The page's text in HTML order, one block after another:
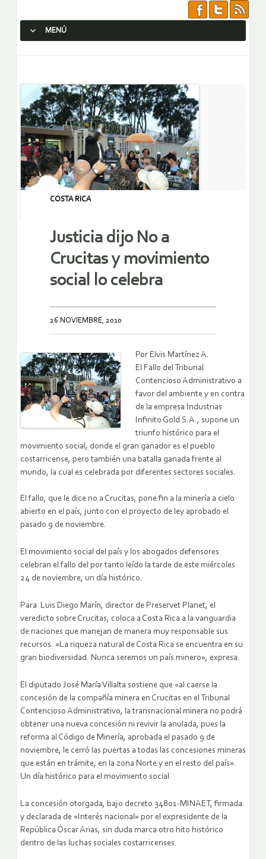
MENÚ
COSTA RICA
Justicia dijo No a
Crucitas y movimiento
social lo celebra
26 NOVIEMBRE, 2010
Por Elvis Martínez A.
El Fallo del Tribunal
Contencioso Administrativo a
favor del ambiente y en contra
de la empresa Industrias
Infinito Gold S.A., supone un
triunfo histórico para el
movimiento social, donde el gran ganador es el pueblo
costarricense, pero también una batalla ganada frente al
mundo, la cual es celebrada por diferentes sectores sociales.
El fallo, que le dice no a Crucitas, pone fin a la minería a cielo
abierto en el país, junto con el proyecto de ley aprobado el
pasado 9 de noviembre.
El movimiento social del país y los abogados defensores
celebran el fallo del por tanto leído la tarde de este miércoles
24 de noviembre, un día histórico.
Para Luis Diego Marín, director de Preservet Planet, el
veredicto sobre Crucitas, coloca a Costa Rica a la vanguardia
de naciones que manejan de manera muy responsable sus
recursos. «La riqueza natural de Costa Rica se encuentra en su
gran biodiversidad. Nunca seremos un país minero», expresa.
El diputado José María Villalta sostiene que «al caerse la
concesión de la compañía minera en Crucitas en el Tribunal
Contencioso Administrativo, la transnacional minera no podrá
obtener una nueva concesión ni revivir la anulada, pues la
reforma al Código de Minería, aprobada el pasado 9 de
noviembre, le cerró las puertas a todas las concesiones mineras
que están en trámite, en la zona Norte y en el resto del país».
Un día histórico para el movimiento social
La concesión otorgada, bajo decreto 34801-MINAET, firmada
y declarada de «Interés nacional» por el expresidente de la
República Óscar Arias, sin duda marca otro hito histórico
dentro de las luchas sociales costarricenses.